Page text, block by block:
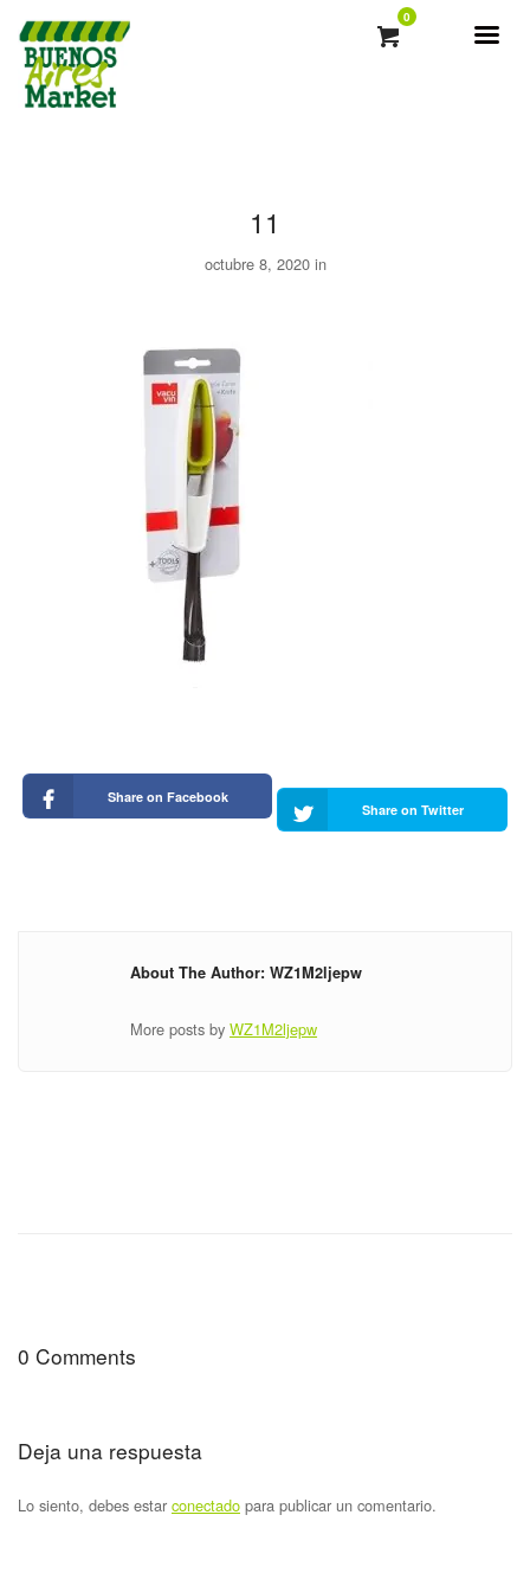
0
11
octubre 8, 2020 in
Share on Facebook
Share on Twitter
About The Author: WZ1M2ljepw
More posts byWZ1M2ljepw
0 Comments
Deja una respuesta
Lo siento, debes estar conectado para publicar un comentario.